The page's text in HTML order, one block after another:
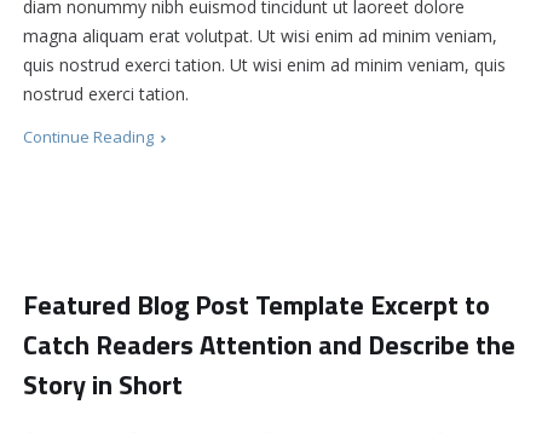
diam nonummy nibh euismod tincidunt ut laoreet dolore
magna aliquam erat volutpat. Ut wisi enim ad minim veniam,
quis nostrud exerci tation. Ut wisi enim ad minim veniam, quis
nostrud exerci tation.
Continue Reading
Featured Blog Post Template Excerpt to
Catch Readers Attention and Describe the
Story in Short